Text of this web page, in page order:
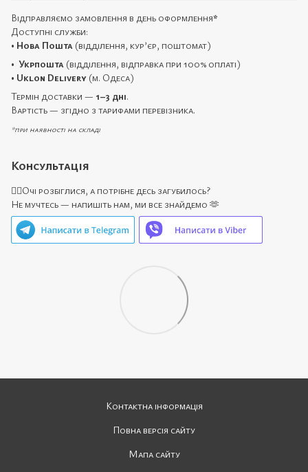
Відправляємо замовлення в день оформлення*
Доступні служби:
• Нова Пошта (відділення, кур’єр, поштомат)
• Укрпошта (відділення, відправка при 100% оплаті)
• Uklon Delivery (м. Одеса)
Термін доставки — 1–3 дні.
Вартість — згідно з тарифами перевізника.
*при наявності на складі
Консультація
🙋‍♀️Очі розбіглися, а потрібне десь загубилось?
Не мучтесь — напишіть нам, ми все знайдемо 🫶
Контактна інформація
Повна версія сайту
Мапа сайту